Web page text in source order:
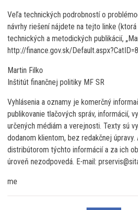
Veľa technických podrobností o
návrhy riešení nájdete na tejto linke
technických a metodických publikácií,
http://finance.gov.sk/
Martin Filko
Inštitút finančnej politiky MF SR
Vyhlásenia a oznamy je komerčný
publikovanie tlačových správ, informácií,
určených médiám a verejnosti. Texty sú
dodanom klientom, bez redakčnej úpravy.
distribútorom týchto informácií a za ich
úroveň nezodpovedá. E-mail:
me